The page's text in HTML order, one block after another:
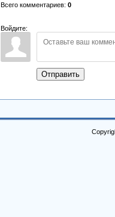
Всего комментариев: 0
Войдите:
Отправить